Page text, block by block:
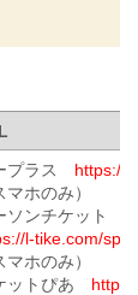
フィシャル
プラス https://
マホのみ）
ソンチケット
l-tike.com/
マホのみ）
ットぴあ